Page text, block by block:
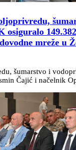
osiguralo
mreže u
šumarstvo i
Čajić i načelnik